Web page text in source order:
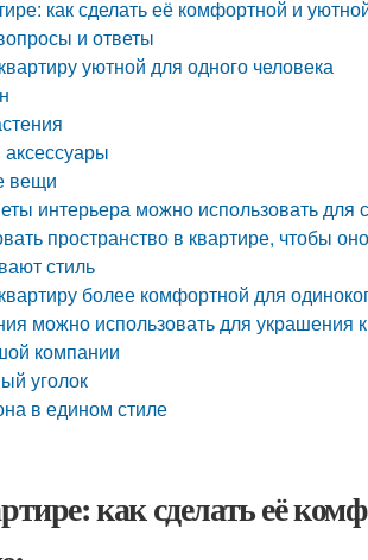
как сделать её комфортной и
и ответы
уютной для одного человека
вещи
интерьера можно использовать
пространство в квартире, чтобы
стиль
более комфортной для
можно использовать для украшения
компании
уголок
в едином стиле
как сделать её